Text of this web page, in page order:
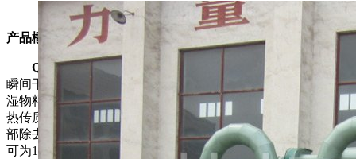
QG系列脉冲式气流干燥机
产品概述
QG系列脉冲式气流干燥机
是大批量的干燥设备，它采用
瞬间干燥的原理，利用载热空气的快速运动，带动湿物料，使
湿物料悬浮在热空气中，这样强化了整个干燥过程,提高了传
热传质的速率，经过气流干燥的物料，非结合水分几乎可以全
部除去（例如：淀粉等物料进料含水量≤40%左右，成品出料
可为13.5%）， 并且所干燥的物料，不会产生变质现象，产量